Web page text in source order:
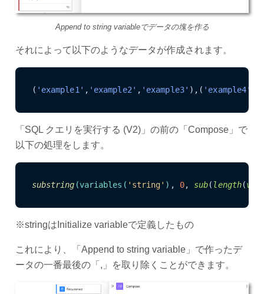
Append to string variableでデータの塊を作る
それによって以下のようなデータが作成されます。
( 'example1' , 'example2' , 'example3' ),( 'example4'
「SQL クエリを実行する (V2)」の前の「Compose」で
以下の処理をします。
substring (variables( 'string' ) , 0, sub( length(
※stringはInitialize variableで定義したもの
これにより、「Append to string variable」で作ったデ
ータの一番最後の「,」を取り除くことができます。